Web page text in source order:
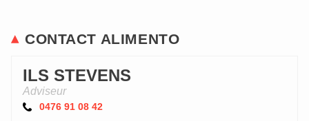
CONTACT ALIMENTO
ILS STEVENS
Adviseur
0476 91 08 42